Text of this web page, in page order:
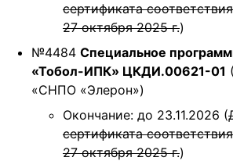
сертификата
27 октября 2025 г.)
№4484 Специальное
«Тобол-ИПК» ЦКДИ.00621-01
«СНПО «Элерон»)
Окончание: до 23.11.2026 (
сертификата
27 октября 2025 г.)